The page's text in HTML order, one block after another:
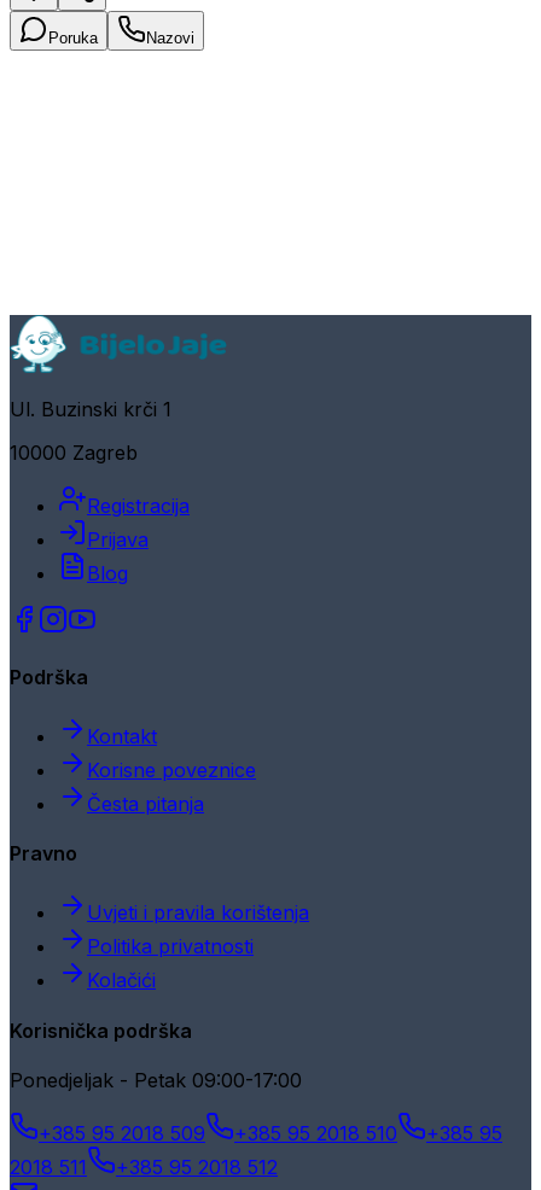
Poruka Nazovi
Ul. Buzinski krči 1
10000 Zagreb
Registracija
Prijava
Blog
Podrška
Kontakt
Korisne poveznice
Česta pitanja
Pravno
Uvjeti i pravila korištenja
Politika privatnosti
Kolačići
Korisnička podrška
Ponedjeljak - Petak 09:00-17:00
+385 95 2018 509 +385 95 2018 510
+385 95
2018 511
+385 95 2018 512